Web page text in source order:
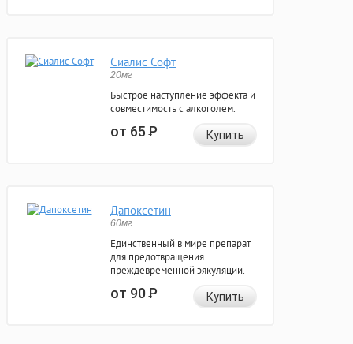
Сиалис Софт
20мг
Быстрое наступление эффекта и
совместимость с алкоголем.
от 65Р Купить
Дапоксетин
60мг
Единственный в мире препарат
для предотвращения
преждевременной эякуляции.
от 90Р Купить